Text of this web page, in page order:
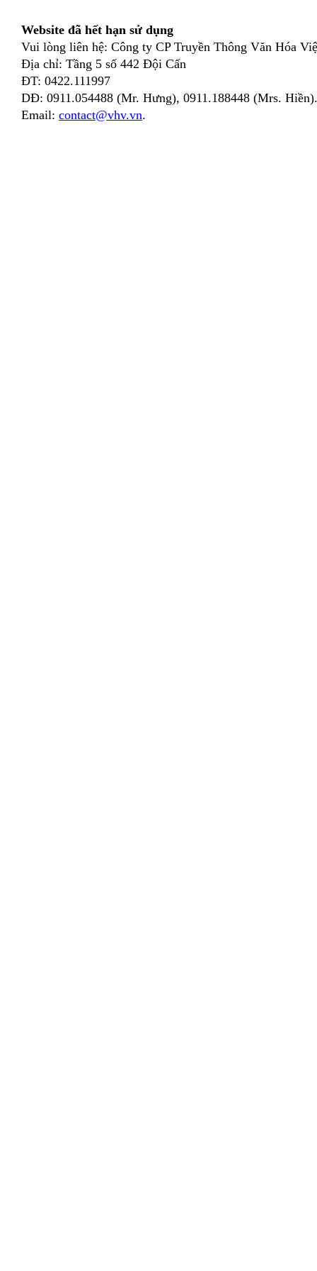
Website đã hết hạn sử dụng
Vui lòng liên hệ: Công ty CP Truyền Thông Văn Hóa
Địa chỉ: Tầng 5 số 442 Đội Cấn
ĐT: 0422.111997
DĐ: 0911.054488 (Mr. Hưng), 0911.188448 (Mrs. Hiền).
Email: contact@vhv.vn.